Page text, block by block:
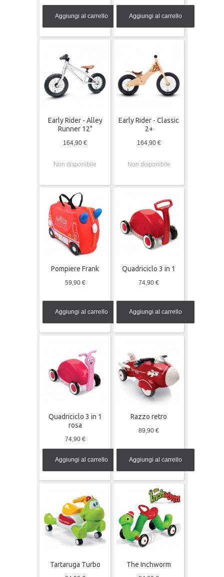
Aggiungi al carrello Aggiungi al carrello
Early Rider - Alley
Runner 12"
164,90 €
Non disponibile
Early Rider - Classic
2+
164,90 €
Non disponibile
Pompiere Frank
59,90 €
Aggiungi al carrello
Quadriciclo 3 in 1
74,90 €
Aggiungi al carrello
Quadriciclo 3 in 1
rosa
74,90 €
Aggiungi al carrello
Razzo retro
89,90 €
Aggiungi al carrello
Tartaruga Turbo The Inchworm